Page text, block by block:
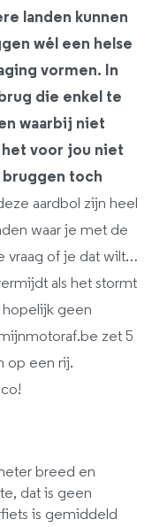
landen kunnen
wél een helse
vormen. In
die enkel te
waarbij niet
het voor jou niet
toch
aardbol zijn heel
waar je met de
vraag of je dat wilt…
als het stormt
hopelijk geen
zet 5
op een rij.
breed en
dat is geen
is gemiddeld